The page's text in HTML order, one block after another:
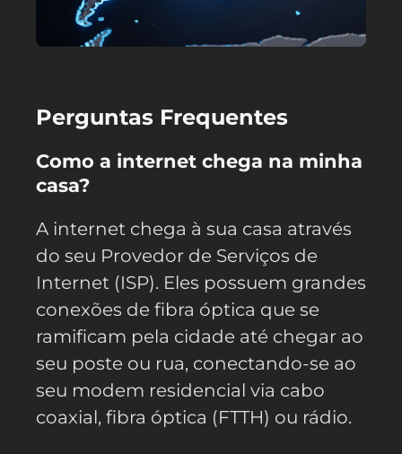
Perguntas Frequentes
Como a internet chega na minha
casa?
A internet chega à sua casa através
do seu Provedor de Serviços de
Internet (ISP). Eles possuem grandes
conexões de fibra óptica que se
ramificam pela cidade até chegar ao
seu poste ou rua, conectando-se ao
seu modem residencial via cabo
coaxial, fibra óptica (FTTH) ou rádio.